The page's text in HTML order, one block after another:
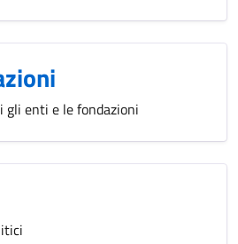
enti e le fondazioni